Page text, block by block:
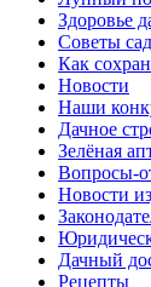
Здоровье
Советы
Как
Новости
Наши
Дачное
Зелёная
Вопросы-
Новости
Дачный
Рецепты